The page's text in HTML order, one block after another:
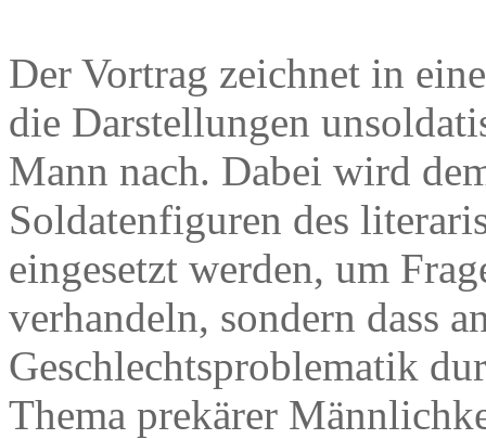
Der Vortrag zeichnet in
die Darstellungen
Mann nach. Dabei wird
Soldatenfiguren des
eingesetzt werden, um
verhandeln, sondern dass
Geschlechtsproblematik
Thema prekärer